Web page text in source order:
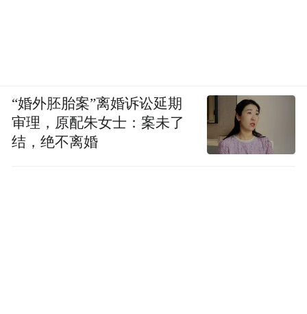
“婚外胚胎案”离婚诉讼延期
审理，原配朱女士：案未了
结，绝不离婚